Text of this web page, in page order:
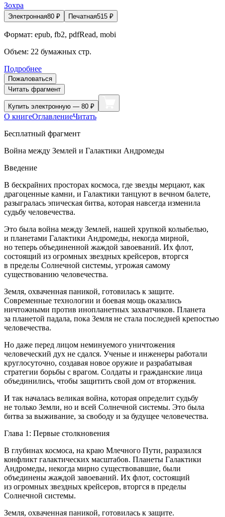
Зохра
Электронная80 ₽ Печатная515 ₽
Формат: epub, fb2, pdfRead, mobi
Объем: 22 бумажных стр.
Подробнее
Пожаловаться
Читать фрагмент
Купить электронную — 80 ₽
О книгеОглавлениеЧитать
Бесплатный фрагмент
Война между Землей и Галактики Андромеды
Введение
В бескрайних просторах космоса, где звезды мерцают, как
драгоценные камни, и Галактики танцуют в вечном балете,
разыгралась эпическая битва, которая навсегда изменила
судьбу человечества.
Это была война между Землей, нашей хрупкой колыбелью,
и планетами Галактики Андромеды, некогда мирной,
но теперь объединенной жаждой завоеваний. Их флот,
состоящий из огромных звездных крейсеров, вторгся
в пределы Солнечной системы, угрожая самому
существованию человечества.
Земля, охваченная паникой, готовилась к защите.
Современные технологии и боевая мощь оказались
ничтожными против инопланетных захватчиков. Планета
за планетой падала, пока Земля не стала последней крепостью
человечества.
Но даже перед лицом неминуемого уничтожения
человеческий дух не сдался. Ученые и инженеры работали
круглосуточно, создавая новое оружие и разрабатывая
стратегии борьбы с врагом. Солдаты и гражданские лица
объединились, чтобы защитить свой дом от вторжения.
И так началась великая война, которая определит судьбу
не только Земли, но и всей Солнечной системы. Это была
битва за выживание, за свободу и за будущее человечества.
Глава 1: Первые столкновения
В глубинах космоса, на краю Млечного Пути, разразился
конфликт галактических масштабов. Планеты Галактики
Андромеды, некогда мирно существовавшие, были
объединены жаждой завоеваний. Их флот, состоящий
из огромных звездных крейсеров, вторгся в пределы
Солнечной системы.
Земля, охваченная паникой, готовилась к защите.